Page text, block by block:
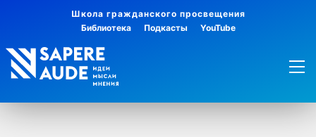
Школа гражданского просвещения
Библиотека
Подкасты YouTube